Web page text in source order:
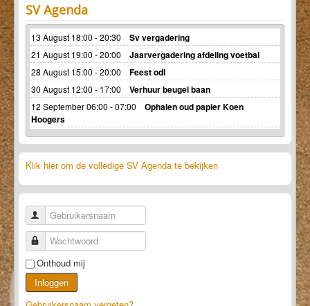
SV Agenda
13 August 18:00 - 20:30 Sv vergadering
21 August 19:00 - 20:00 Jaarvergadering afdeling voetbal
28 August 15:00 - 20:00 Feest odl
30 August 12:00 - 17:00 Verhuur beugel baan
12 September 06:00 - 07:00
Ophalen oud papier Koen
Hoogers
Klik hier om de volledige SV Agenda te bekijken
Gebruikersnaam
Wachtwoord
Onthoud mij
Inloggen